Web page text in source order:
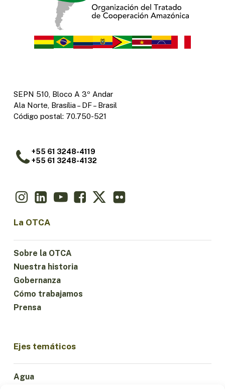
SEPN 510, Bloco A 3º Andar
Ala Norte, Brasília – DF – Brasil
Código postal: 70.750-521
+55 61 3248-4119
+55 61 3248-4132
La OTCA
Sobre la OTCA
Nuestra historia
Gobernanza
Cómo trabajamos
Prensa
Ejes temáticos
Agua